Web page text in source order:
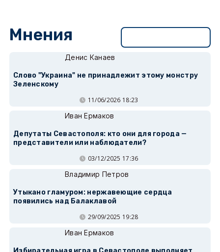
Мнения
Денис Канаев
Слово "Украина" не принадлежит этому монстру
Зеленскому
11/06/2026 18:23
Иван Ермаков
Депутаты Севастополя: кто они для города —
представители или наблюдатели?
03/12/2025 17:36
Владимир Петров
Утыкано гламуром: нержавеющие сердца
появились над Балаклавой
29/09/2025 19:28
Иван Ермаков